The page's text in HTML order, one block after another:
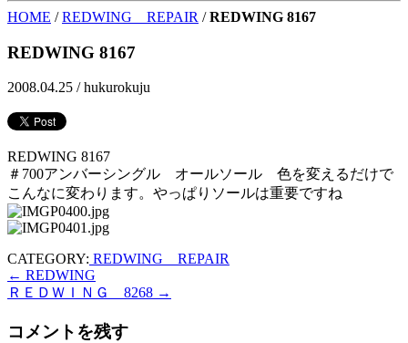
HOME /REDWING REPAIR /REDWING 8167
REDWING 8167
2008.04.25 /hukurokuju
REDWING 8167
＃700アンバーシングル オールソール 色を変えるだけで
こんなに変わります。やっぱりソールは重要ですね
CATEGORY: REDWING REPAIR
← REDWING
ＲＥＤＷＩＮＧ 8268 →
コメントを残す